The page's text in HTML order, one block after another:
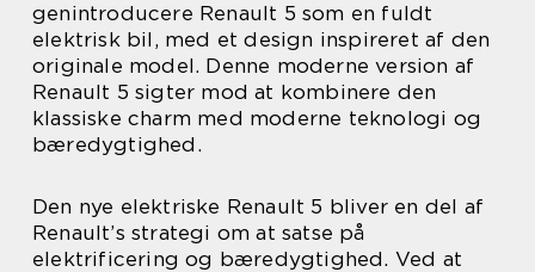
genintroducere Renault 5 som en fuldt
elektrisk bil, med et design inspireret af den
originale model. Denne moderne version af
Renault 5 sigter mod at kombinere den
klassiske charm med moderne teknologi og
bæredygtighed.
Den nye elektriske Renault 5 bliver en del af
Renault’s strategi om at satse på
elektrificering og bæredygtighed. Ved at